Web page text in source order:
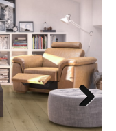
Next
Next